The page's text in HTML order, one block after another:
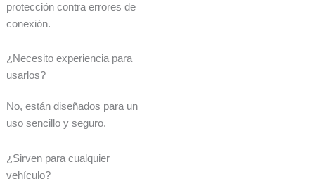
protección contra errores de
conexión.
¿Necesito experiencia para
usarlos?
No, están diseñados para un
uso sencillo y seguro.
¿Sirven para cualquier
vehículo?